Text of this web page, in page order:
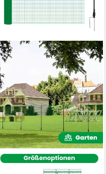
WOLTU
Gartenzaun, (1-St),